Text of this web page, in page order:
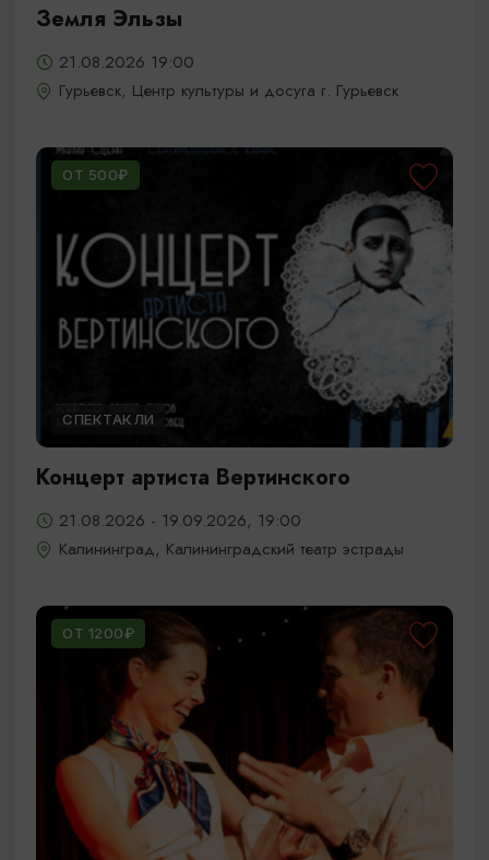
Земля Эльзы
21.08.2026 19:00
Гурьевск, Центр культуры и досуга г. Гурьевск
ОТ 500₽
СПЕКТАКЛИ
Концерт артиста Вертинского
21.08.2026 - 19.09.2026, 19:00
Калининград, Калининградский театр эстрады
ОТ 1200₽